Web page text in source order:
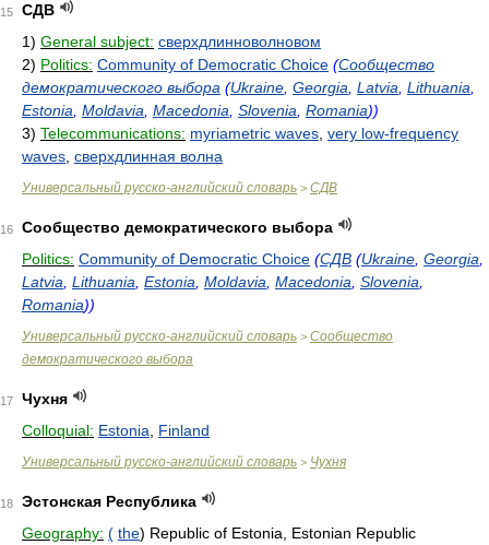
15
СДВ
1) General subject: сверхдлинноволновом
2) Politics: Community of Democratic Choice (Сообщество
демократического выбора (Ukraine Georgia Latvia Lithuania
Estonia Moldavia Macedonia Slovenia Romania))
3) Telecommunications: myriametric waves very low-frequency
waves сверхдлинная волна
Универсальный русско-английский словарь > СДВ
16
Сообщество демократического выбора
Politics: Community of Democratic Choice (СДВ (Ukraine Georgia
Latvia Lithuania Estonia Moldavia Macedonia Slovenia
Romania))
Универсальный русско-английский словарь > Сообщество
демократического выбора
17
Чухня
Colloquial: Estonia Finland
Универсальный русско-английский словарь > Чухня
18
Эстонская Республика
Geography: ( the) Republic of Estonia, Estonian Republic